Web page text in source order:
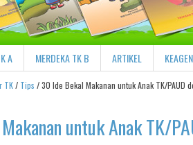
A MERDEKA TK B ARTIKEL
TK/ Tips /30 Ide Bekal Makanan untuk Anak TK/PAUD
untuk Anak TK/